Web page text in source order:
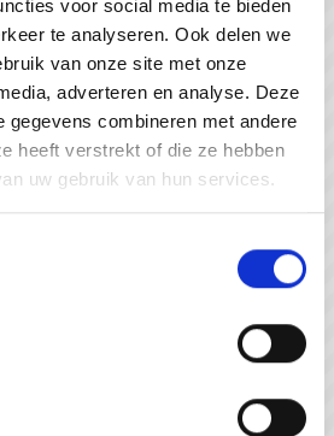
voor social media te bieden
te analyseren. Ook delen we
van onze site met onze
adverteren en analyse. Deze
gegevens combineren met andere
heeft verstrekt of die ze hebben
uw gebruik van hun services.